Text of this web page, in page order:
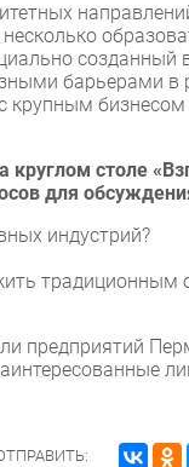
созданный
барьерами в
крупным бизнесом
круглом столе
для
индустрий?
традиционным
предприятий